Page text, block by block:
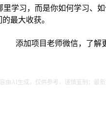
学习，而是你如何学习
最大收获。
添加项目老师微信，了解
AI生成，仅供参考，谨慎鉴别；最新